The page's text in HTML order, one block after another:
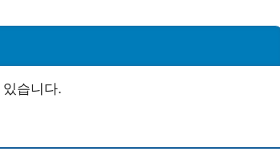
습니다.